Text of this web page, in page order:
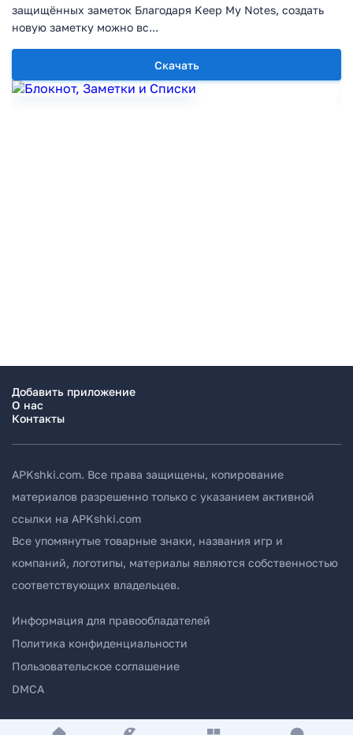
Скачать
защищённых заметок Благодаря Keep My Notes, создать
новую заметку можно вс...
Добавить приложение
О нас
Контакты
APKshki.com. Все права защищены, копирование
материалов разрешенно только с указанием активной
ссылки на APKshki.com
Все упомянутые товарные знаки, названия игр и
компаний, логотипы, материалы являются собственностью
соответствующих владельцев.
Информация для правообладателей
Политика конфиденциальности
Пользовательское соглашение
DMCA